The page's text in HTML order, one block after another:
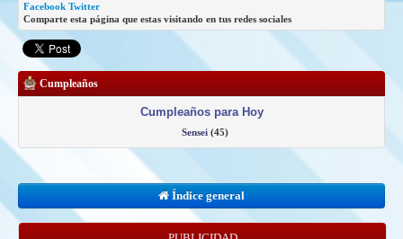
Facebook Twitter
Comparte esta página que estas visitando en tus redes sociales
Cumpleaños
Cumpleaños para Hoy
Sensei (45)
Índice general